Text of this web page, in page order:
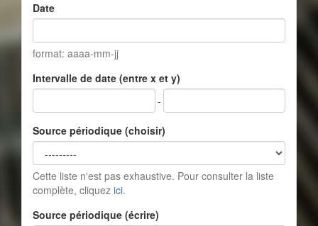
Date
format: aaaa-mm-jj
Intervalle de date (entre x et y)
-
Source périodique (choisir)
Cette liste n'est pas exhaustive. Pour consulter la liste
complète, cliquez ici.
Source périodique (écrire)